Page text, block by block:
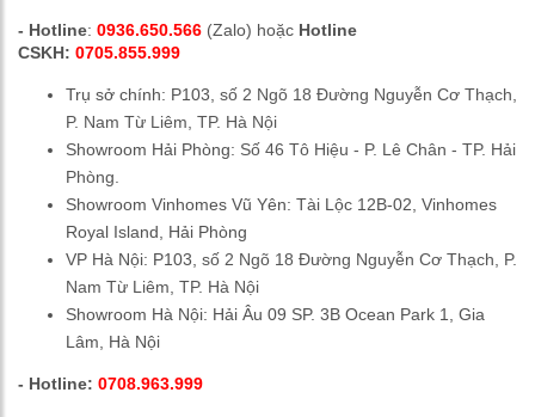
- Hotline: 0936.650.566 (Zalo) hoặc Hotline
CSKH: 0705.855.999
Trụ sở chính: P103, số 2 Ngõ 18 Đường Nguyễn Cơ Thạch,
P. Nam Từ Liêm, TP. Hà Nội
Showroom Hải Phòng: Số 46 Tô Hiệu - P. Lê Chân - TP. Hải
Phòng.
Showroom Vinhomes Vũ Yên: Tài Lộc 12B-02, Vinhomes
Royal Island, Hải Phòng
VP Hà Nội: P103, số 2 Ngõ 18 Đường Nguyễn Cơ Thạch, P.
Nam Từ Liêm, TP. Hà Nội
Showroom Hà Nội: Hải Âu 09 SP. 3B Ocean Park 1, Gia
Lâm, Hà Nội
- Hotline: 0708.963.999